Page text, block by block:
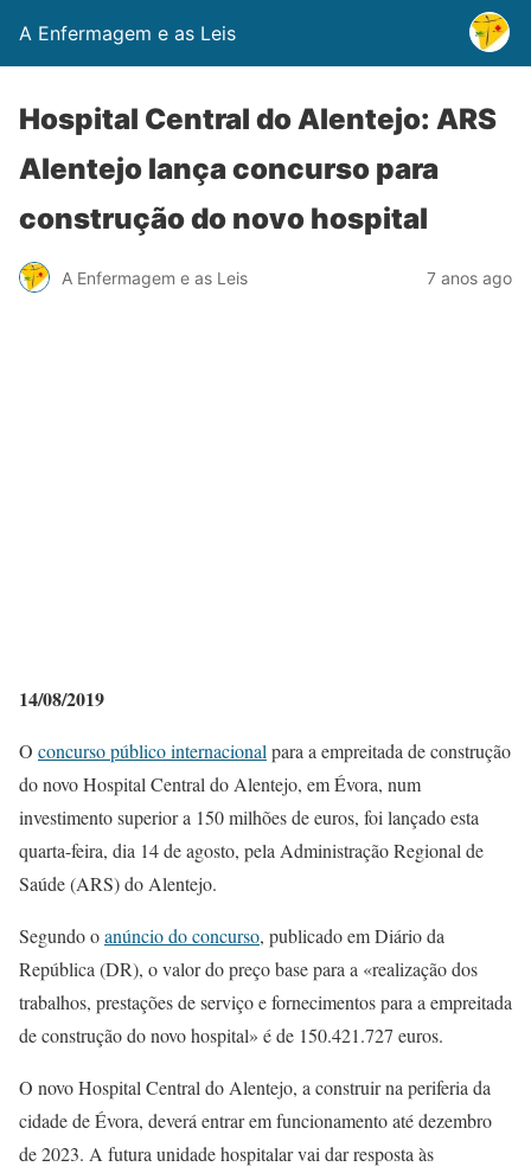
A Enfermagem e as Leis
Hospital Central do Alentejo: ARS
Alentejo lança concurso para
construção do novo hospital
A Enfermagem e as Leis 7 anos ago
14/08/2019
O concurso público internacional para a empreitada de construção
do novo Hospital Central do Alentejo, em Évora, num
investimento superior a 150 milhões de euros, foi lançado esta
quarta-feira, dia 14 de agosto, pela Administração Regional de
Saúde (ARS) do Alentejo.
Segundo oanúncio do concurso, publicado em Diário da
República (DR), o valor do preço base para a «realização dos
trabalhos, prestações de serviço e fornecimentos para a empreitada
de construção do novo hospital» é de 150.421.727 euros.
O novo Hospital Central do Alentejo, a construir na periferia da
cidade de Évora, deverá entrar em funcionamento até dezembro
de 2023. A futura unidade hospitalar vai dar resposta às